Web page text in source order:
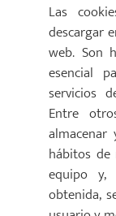
Las
descargar
web. Son
esencial
servicios
Entre
hábitos
equipo y,
obtenida,